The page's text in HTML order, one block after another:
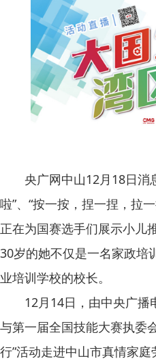
央广网中山12月18日消
啦”、“按一按，捏一捏，拉
正在为国赛选手们展示小儿
30岁的她不仅是一名家政培
业培训学校的校长。
12月14日，由中央广播
与第一届全国技能大赛执委
行”活动走进中山市真情家